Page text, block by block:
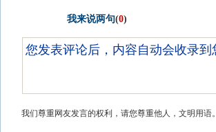
我来说两句(0)
我们尊重网友发言的权利，请您尊重他人，文明用语。